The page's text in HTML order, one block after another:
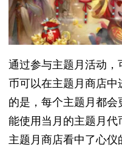
通过参与主题月活动
币可以在主题月商店
的是，每个主题月都
能使用当月的主题月
主题月商店看中了心